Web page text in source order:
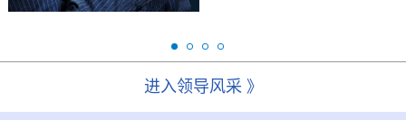
进入领导风采 》